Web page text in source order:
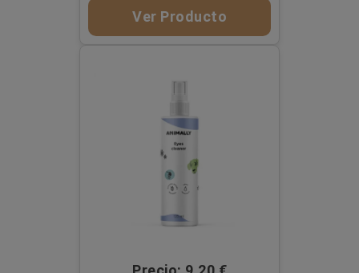
Ver Producto